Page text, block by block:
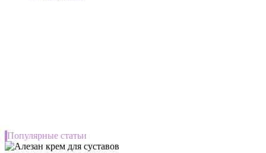
Популярные статьи